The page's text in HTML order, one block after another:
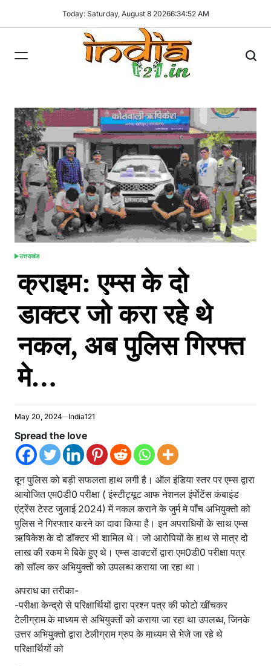
Today: Saturday, August 8 20266:34:53 AM
POSTED
उत्तराखंड
क्राइम: एम्स के दो
डाक्टर जो करा रहे थे
नकल, अब पुलिस गिरफ्त
मे…
May 20, 2024 India121
Spread the love
दून पुलिस को बड़ी सफलता हाथ लगी है। ऑल इंडिया स्तर पर एम्स द्वारा
आयोजित एम0डी0 परीक्षा ( इंस्टीट्यूट आफ नेशनल इंर्पाेटेंस कंबाइंड
एंट्रेंस टेस्ट जुलाई 2024) में नकल कराने के जुर्म मे पाँच अभियुक्तो को
पुलिस ने गिरफ्तार करने का दावा किया है। इन अपराधियों के साथ एम्स
ऋषिकेश के दो डॉक्टर भी शामिल थे। जो आरोपियों के हाथ से मात्र दो
लाख की रकम मे बिके हुए थे। एम्स डाक्टरों द्वारा एम0डी0 परीक्षा पत्र
को सॉल्व कर अभियुक्तों को उपलब्ध कराया जा रहा था।
अपराध का तरीका-
-परीक्षा केन्द्रो से परिक्षार्थियों द्वारा प्रश्न पत्र की फोटो खींचकर
टेलीग्राम के माध्यम से अभियुक्तों को कराया जा रहा था उपलब्ध, जिनके
उत्तर अभियुक्तो द्वारा टेलीग्राम ग्रुप के माध्यम से भेजे जा रहे थे
परिक्षार्थियों को